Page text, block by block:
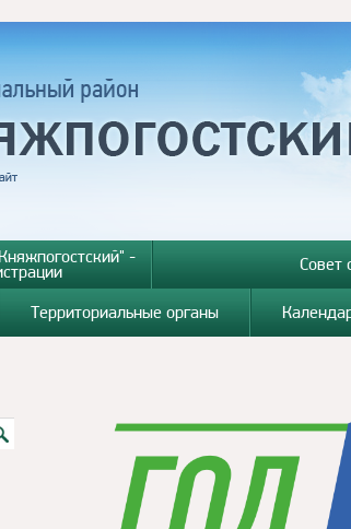
- Совет
Территориальные органы